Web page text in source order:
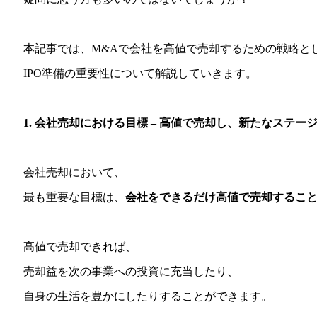
本記事では、M&Aで会社を高値で売却するための戦略と
IPO準備の重要性について解説していきます。
1. 会社売却における目標 – 高値で売却し、新たなステー
会社売却において、
最も重要な目標は、 会社をできるだけ高値で売却すること
高値で売却できれば、
売却益を次の事業への投資に充当したり、
自身の生活を豊かにしたりすることができます。